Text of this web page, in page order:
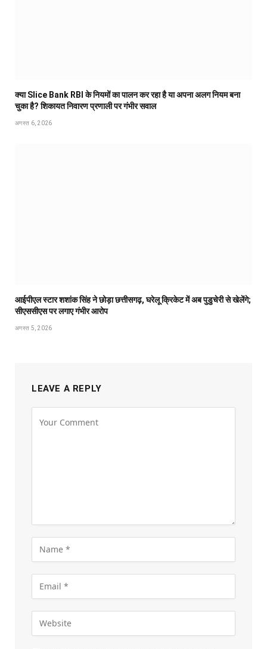
क्या Slice Bank RBI के नियमों का पालन कर रहा है या अपना अलग नियम बना
चुका है? शिकायत निवारण प्रणाली पर गंभीर सवाल
अगस्त 6, 2026
आईपीएल स्टार शशांक सिंह ने छोड़ा छत्तीसगढ़, घरेलू क्रिकेट में अब पुडुचेरी से खेलेंगे;
सीएससीएस पर लगाए गंभीर आरोप
अगस्त 5, 2026
LEAVE A REPLY